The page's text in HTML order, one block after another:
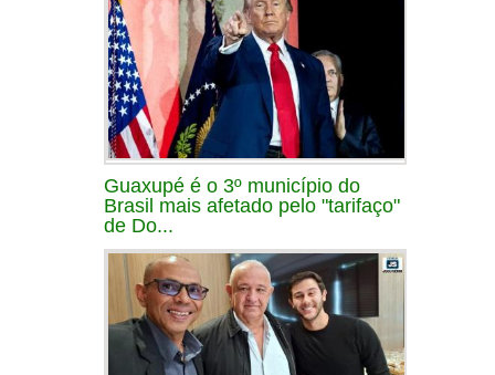
Guaxupé é o 3º município do
Brasil mais afetado pelo "tarifaço"
de Do...